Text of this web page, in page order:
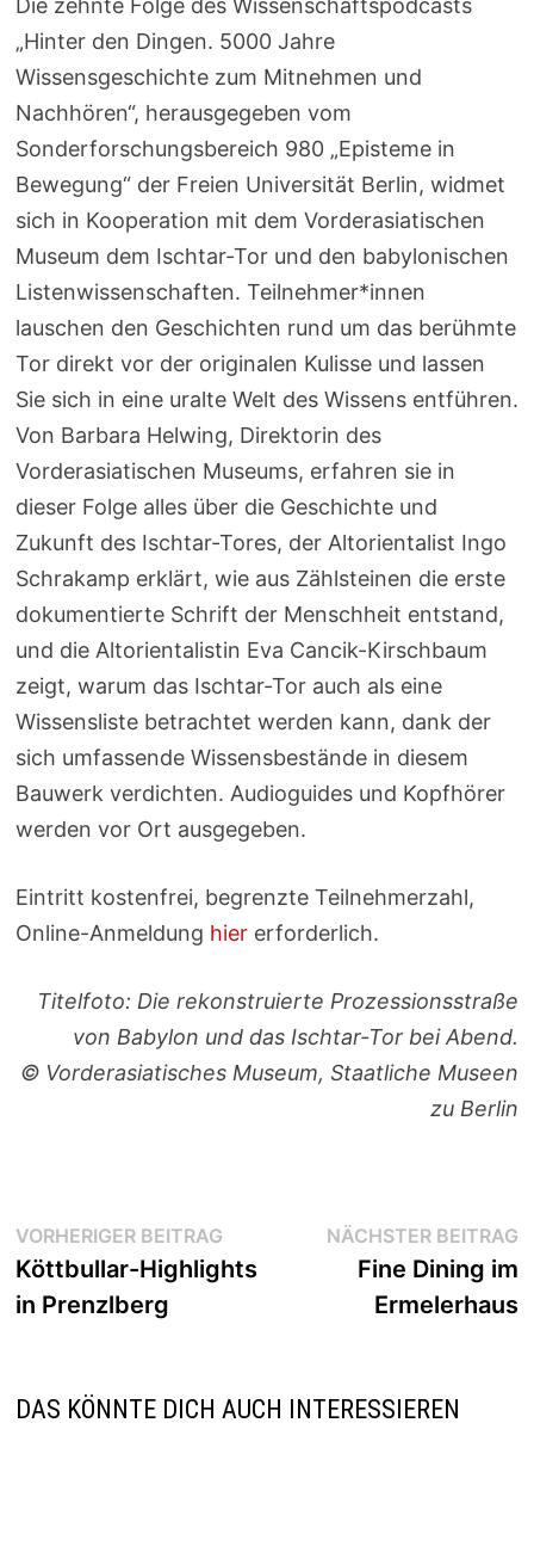
Die zehnte Folge des Wissenschaftspodcasts
„Hinter den Dingen. 5000 Jahre
Wissensgeschichte zum Mitnehmen und
Nachhören“, herausgegeben vom
Sonderforschungsbereich 980 „Episteme in
Bewegung“ der Freien Universität Berlin, widmet
sich in Kooperation mit dem Vorderasiatischen
Museum dem Ischtar-Tor und den babylonischen
Listenwissenschaften. Teilnehmer*innen
lauschen den Geschichten rund um das berühmte
Tor direkt vor der originalen Kulisse und lassen
Sie sich in eine uralte Welt des Wissens entführen.
Von Barbara Helwing, Direktorin des
Vorderasiatischen Museums, erfahren sie in
dieser Folge alles über die Geschichte und
Zukunft des Ischtar-Tores, der Altorientalist Ingo
Schrakamp erklärt, wie aus Zählsteinen die erste
dokumentierte Schrift der Menschheit entstand,
und die Altorientalistin Eva Cancik-Kirschbaum
zeigt, warum das Ischtar-Tor auch als eine
Wissensliste betrachtet werden kann, dank der
sich umfassende Wissensbestände in diesem
Bauwerk verdichten. Audioguides und Kopfhörer
werden vor Ort ausgegeben.
Eintritt kostenfrei, begrenzte Teilnehmerzahl,
Online-Anmeldung hiererforderlich.
Titelfoto: Die rekonstruierte Prozessionsstraße
von Babylon und das Ischtar-Tor bei Abend.
© Vorderasiatisches Museum, Staatliche Museen
zu Berlin
Beitragsnavigation
VORHERIGER BEITRAGVorheriger
Beitrag:
Köttbullar-Highlights
in Prenzlberg
NÄCHSTER BEITRAG
Fine Dining im
Ermelerhaus
DAS KÖNNTE DICH AUCH INTERESSIEREN